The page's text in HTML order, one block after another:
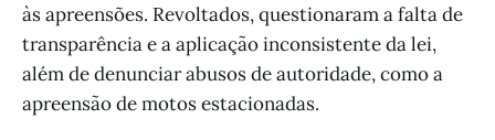
às apreensões. Revoltados, questionaram a falta de
transparência e a aplicação inconsistente da lei,
além de denunciar abusos de autoridade, como a
apreensão de motos estacionadas.